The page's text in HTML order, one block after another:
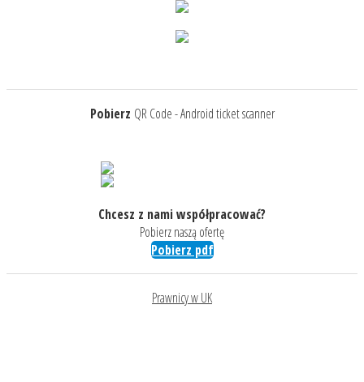
Pobierz QR Code - Android ticket scanner
Chcesz z nami współpracować?
Pobierz naszą ofertę
Pobierz pdf
Prawnicy w UK